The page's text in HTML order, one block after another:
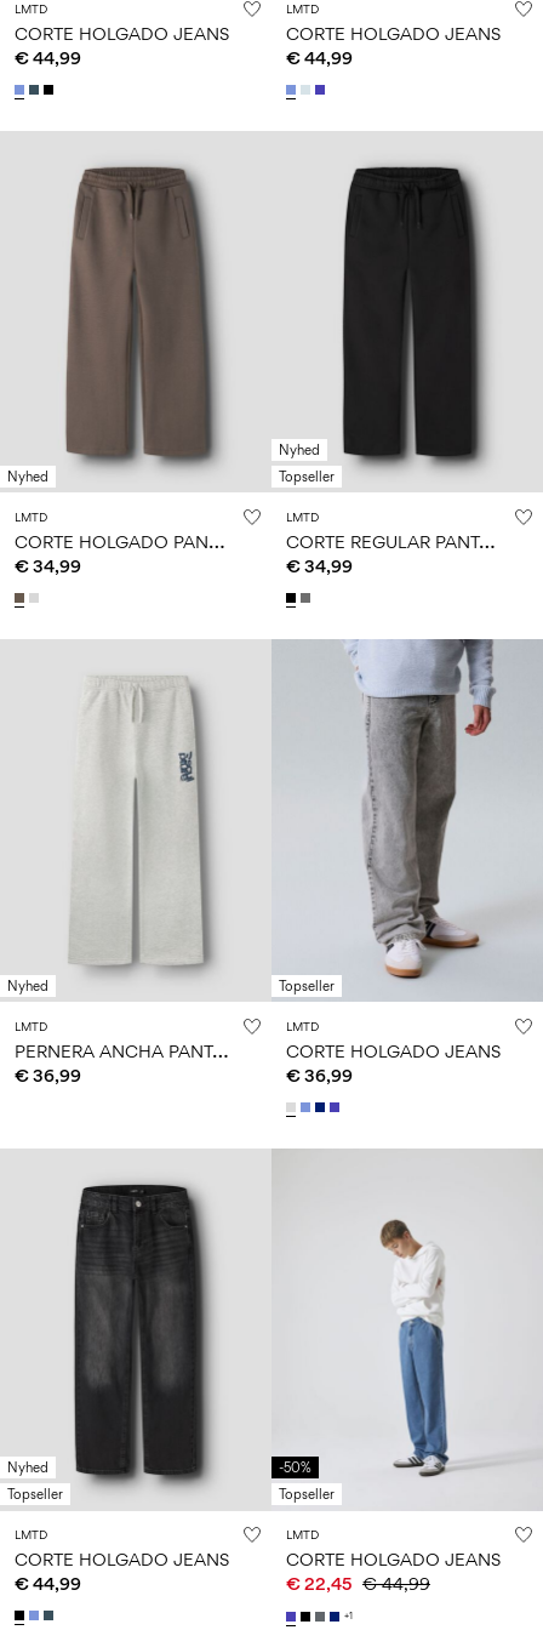
LMTD
CORTE HOLGADO JEANS
€ 44,99
LMTD
CORTE HOLGADO JEANS
€ 44,99
Nyhed
LMTD
C
ORTE HOLGADO PANTALONES DE CHÁNDAL
€ 34,99
Nyhed
Topseller
LMTD
C
ORTE REGULAR PANTALONES DE CHÁNDAL
€ 34,99
Nyhed
LMTD
P
ERNERA ANCHA PANTALONES DE CHÁNDAL
€ 36,99
Topseller
LMTD
CORTE HOLGADO JEANS
€ 36,99
Nyhed
Topseller
LMTD
CORTE HOLGADO JEANS
€ 44,99
-50%
Topseller
LMTD
CORTE HOLGADO JEANS
€ 22,45 € 44,99
+1